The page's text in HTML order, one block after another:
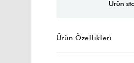
Ürün
Ürün Özellikleri